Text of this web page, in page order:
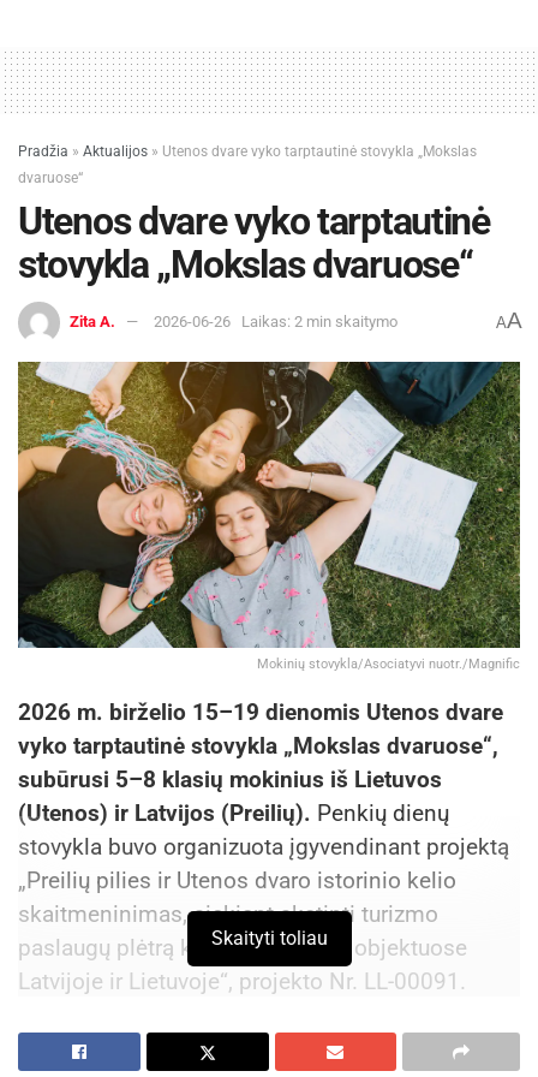
Pradžia » Aktualijos » Utenos dvare vyko tarptautinė stovykla „Mokslas
dvaruose“
Utenos dvare vyko tarptautinė
stovykla „Mokslas dvaruose“
Zita A. 2026-06-26 Laikas: 2 min skaitymo AA
Mokinių stovykla/Asociatyvi nuotr./Magnific
2026 m. birželio 15–19 dienomis Utenos dvare
vyko tarptautinė stovykla „Mokslas dvaruose“,
subūrusi 5–8 klasių mokinius iš Lietuvos
(Utenos) ir Latvijos (Preilių). Penkių dienų
stovykla buvo organizuota įgyvendinant projektą
„Preilių pilies ir Utenos dvaro istorinio kelio
skaitmeninimas, siekiant skatinti turizmo
paslaugų plėtrą kultūros paveldo objektuose
Latvijoje ir Lietuvoje“, projekto Nr. LL-00091.
Sąjungos Interreg Latvia–Lithuania Programme
Skaityti toliau